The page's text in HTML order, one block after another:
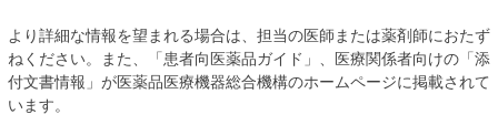
より詳細な情報を望まれる場合は、担当の医師または薬剤師におたず
ねください。また、「患者向医薬品ガイド」、医療関係者向けの「添
付文書情報」が医薬品医療機器総合機構のホームページに掲載されて
います。